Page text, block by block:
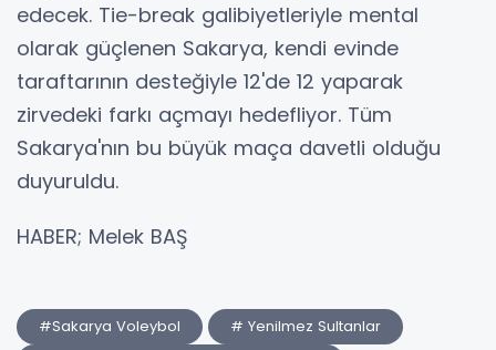
edecek. Tie-break galibiyetleriyle mental
olarak güçlenen Sakarya, kendi evinde
taraftarının desteğiyle 12'de 12 yaparak
zirvedeki farkı açmayı hedefliyor. Tüm
Sakarya'nın bu büyük maça davetli olduğu
duyuruldu.
HABER; Melek BAŞ
#Sakarya Voleybol
# Yenilmez Sultanlar